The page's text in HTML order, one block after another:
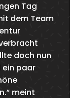
Tag
dem Team
doch nun
ein paar
meint